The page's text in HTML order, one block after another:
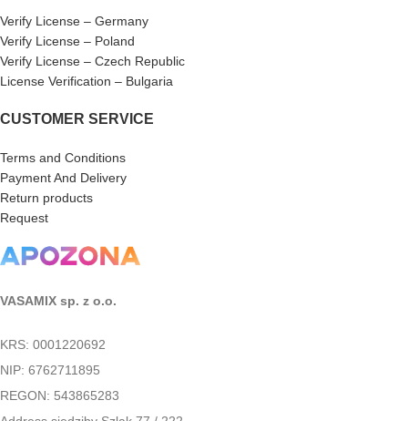
Verify License – Germany
Verify License – Poland
Verify License – Czech Republic
License Verification – Bulgaria
CUSTOMER SERVICE
Terms and Conditions
Payment And Delivery
Return products
Request
VASAMIX sp. z o.o.
KRS: 0001220692
NIP: 6762711895
REGON: 543865283